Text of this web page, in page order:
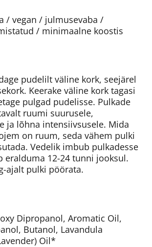
/ vegan / julmusevaba /
/ minimaalne koostis
pudelilt väline kork, seejärel
Keerake väline kork tagasi
pulgad pudelisse. Pulkade
ruumi suurusele,
ja lõhna intensiivsusele. Mida
on ruum, seda vähem pulki
Vedelik imbub pulkadesse
eralduma 12-24 tunni jooksul.
ajalt pulki pöörata.
Dipropanol, Aromatic Oil,
Butanol, Lavandula
Oil*